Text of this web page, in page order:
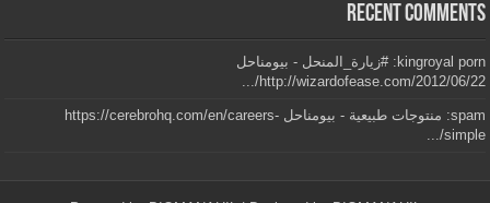
Recent Comments
kingroyal porn: #زيارة_المنحل - بيومناحل
http://wizardofease.com/2012/06/22/...
spam: منتوجات طبيعية - بيومناحل https://cerebrohq.com/en/careers-
simple/...